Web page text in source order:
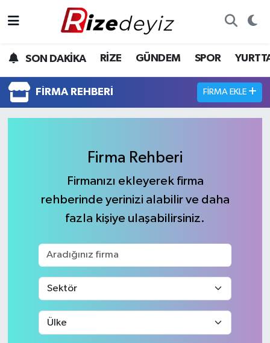
SON DAKİKA RİZE GÜNDEM SPOR
FIRMA REHBERI FIRMA EKLE
Firma Rehberi
Firmanızı ekleyerek firma
rehberinde yerinizi alabilir ve daha
fazla kişiye ulaşabilirsiniz.
Gündem
Yurttan Haberler
Sağlık
Rize Hava Durumu
Rize Trafik Yoğunluk Haritası
Son Dakika Haberleri